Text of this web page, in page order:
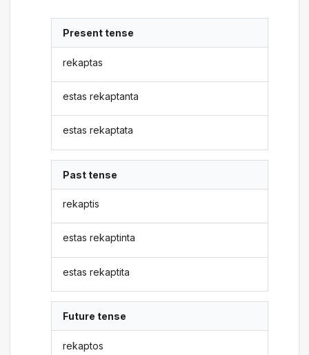
Present tense
rekaptas
estas rekaptanta
estas rekaptata
Past tense
rekaptis
estas rekaptinta
estas rekaptita
Future tense
rekaptos